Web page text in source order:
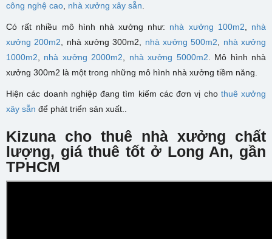
công nghệ cao nhà xưởng xây sẵn
Có rất nhiều mô hình nhà xưởng như: nhà xưởng 100m2
nhà
xưởng 200m2 , nhà xưởng 300m2, nhà xưởng 500m2
nhà xưởng
1000m2
nhà xưởng 2000m2 nhà xưởng 5000m2 . Mô hình nhà
xưởng 300m2 là một trong những mô hình nhà xưởng tiềm năng.
Hiện các doanh nghiệp đang tìm kiếm các đơn vị cho thuê xưởng
xây sẵn để phát triển sản xuất..
Kizuna cho thuê nhà xưởng chất
lượng, giá thuê tốt ở Long An, gần
TPHCM